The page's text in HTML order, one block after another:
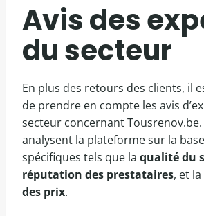
Avis des
du secteur
En plus des retours des clients, il
de prendre en compte les avis
secteur concernant Tousrenov.be.
analysent la plateforme sur la
spécifiques tels que la qualité du
réputation des prestataires, et la
des prix.